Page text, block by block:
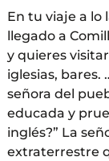
En tu viaje a lo
llegado a
y quieres
iglesias, bares.
señora del
educada y
inglés?” La
extraterrestre